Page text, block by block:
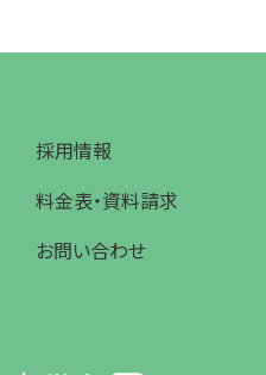
採用情報
料金表・資料請求
お問い合わせ